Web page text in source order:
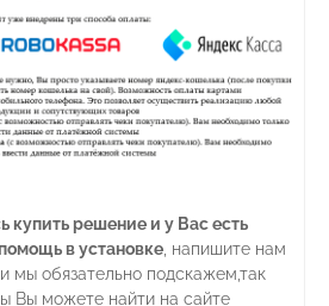
купить решение и у Вас есть
в установке , напишите нам
и мы обязательно подскажем,так
Вы можете найти на сайте